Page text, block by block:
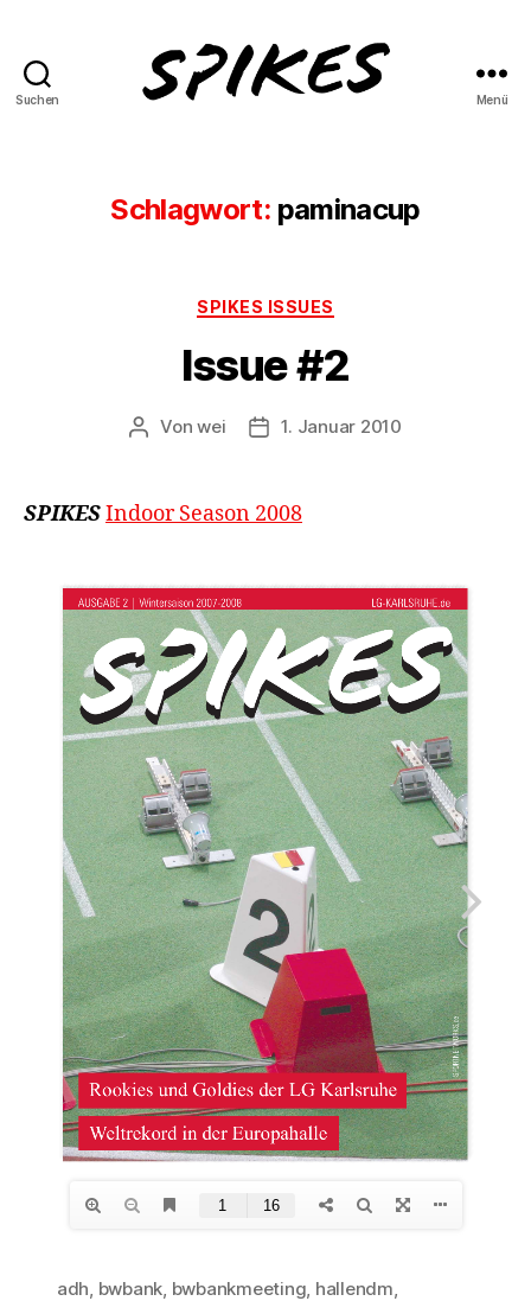
Suchen Menü
Schlagwort: paminacup
Kategorien
SPIKES ISSUES
Issue #2
Beitragsautor
Vonwei Beitragsdatum
1. Januar 2010
SPIKESIndoor Season 2008
adh, bwbank, bwbankmeeting, hallendm,